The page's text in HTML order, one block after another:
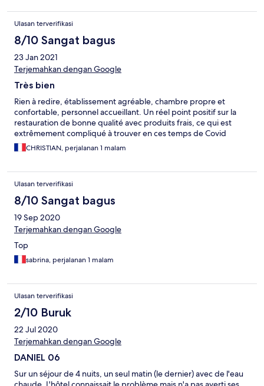
Ulasan terverifikasi
8/10 Sangat bagus
23 Jan 2021
Terjemahkan dengan Google
Très bien
Rien à redire, établissement agréable, chambre propre et
confortable, personnel accueillant. Un réel point positif sur la
restauration de bonne qualité avec produits frais, ce qui est
extrêmement compliqué à trouver en ces temps de Covid
CHRISTIAN, perjalanan 1 malam
Ulasan terverifikasi
8/10 Sangat bagus
19 Sep 2020
Terjemahkan dengan Google
Top
sabrina, perjalanan 1 malam
Ulasan terverifikasi
2/10 Buruk
22 Jul 2020
Terjemahkan dengan Google
DANIEL 06
Sur un séjour de 4 nuits, un seul matin (le dernier) avec de l'eau